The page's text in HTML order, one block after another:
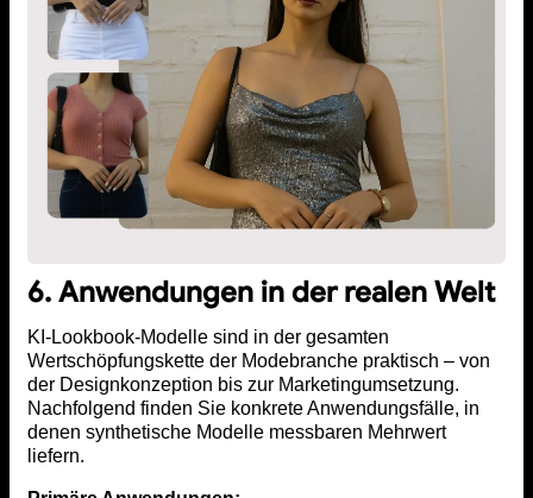
6. Anwendungen in der realen Welt
KI-Lookbook-Modelle sind in der gesamten
Wertschöpfungskette der Modebranche praktisch – von
der Designkonzeption bis zur Marketingumsetzung.
Nachfolgend finden Sie konkrete Anwendungsfälle, in
denen synthetische Modelle messbaren Mehrwert
liefern.